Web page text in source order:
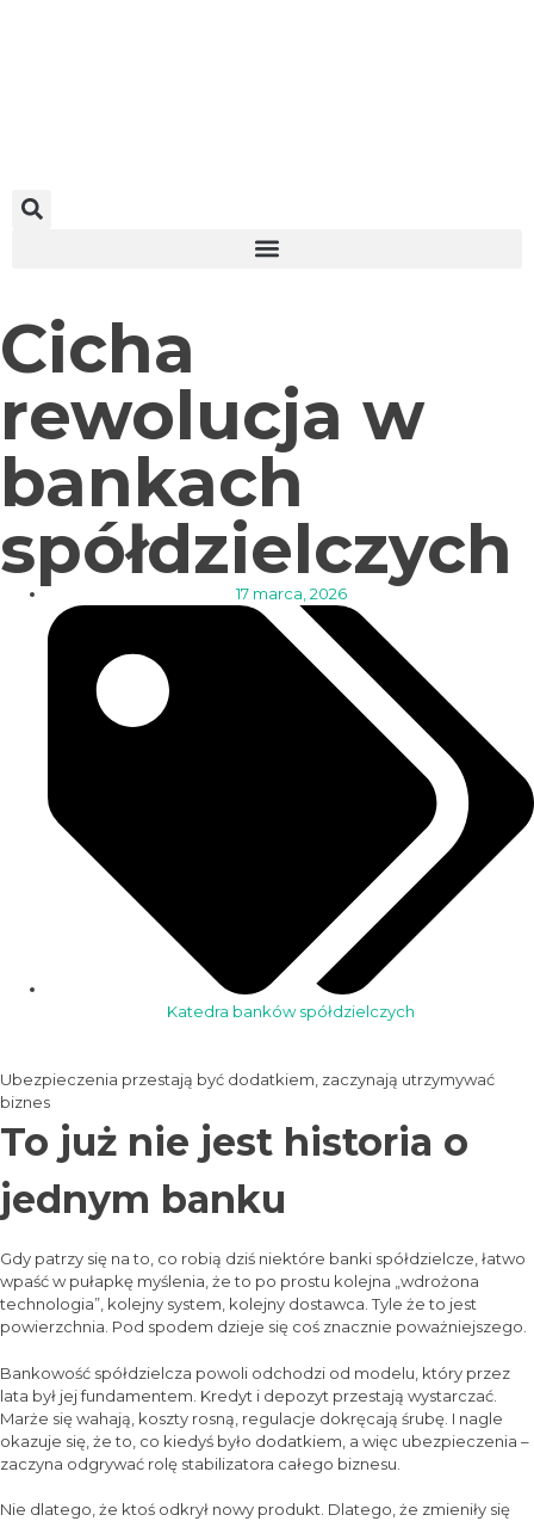
Cicha
rewolucja w
bankach
spółdzielczych
17 marca, 2026
Katedra banków spółdzielczych
Ubezpieczenia przestają być dodatkiem, zaczynają utrzymywać
biznes
To już nie jest historia o
jednym banku
Gdy patrzy się na to, co robią dziś niektóre banki spółdzielcze, łatwo
wpaść w pułapkę myślenia, że to po prostu kolejna „wdrożona
technologia”, kolejny system, kolejny dostawca. Tyle że to jest
powierzchnia. Pod spodem dzieje się coś znacznie poważniejszego.
Bankowość spółdzielcza powoli odchodzi od modelu, który przez
lata był jej fundamentem. Kredyt i depozyt przestają wystarczać.
Marże się wahają, koszty rosną, regulacje dokręcają śrubę. I nagle
okazuje się, że to, co kiedyś było dodatkiem, a więc ubezpieczenia –
zaczyna odgrywać rolę stabilizatora całego biznesu.
Nie dlatego, że ktoś odkrył nowy produkt. Dlatego, że zmieniły się